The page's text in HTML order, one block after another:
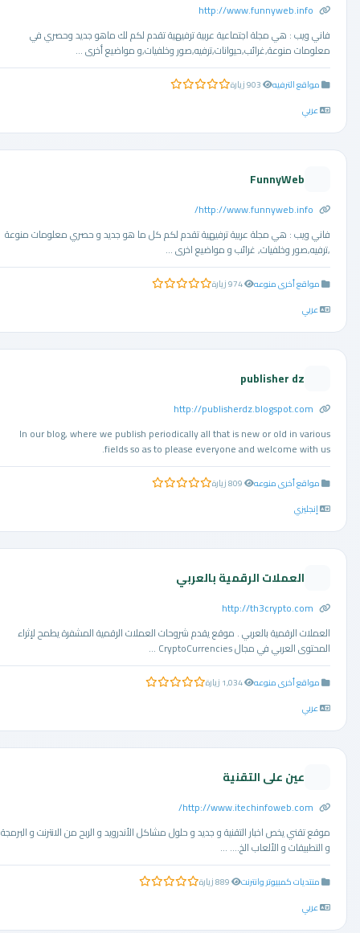
http://www.funnyweb.info
فاني ويب : هي مجلة اجتماعية عربية ترفيهية تقدم لكم لك ماهو جديد وحصري في
معلومات منوعة,غرائب,حيوانات,ترفيه,صور وخلفيات,و مواضيع أخرى ...
مواقع الترفيه 903 زيارة 0.0 من 5 نجوم
عربي
FunnyWeb
http://www.funnyweb.info/
فاني ويب : هي مجلة عربية ترفيهية تقدم لكم كل ما هو جديد و حصري معلومات منوعة
,ترفيه,صور وخلفيات, غرائب و مواضيع اخرى ...
مواقع أخرى منوعه 974 زيارة 0.0 من 5 نجوم
عربي
publisher dz
http://publisherdz.blogspot.com
In our blog, where we publish periodically all that is new or old in various
fields so as to please everyone and welcome with us.
مواقع أخرى منوعه 809 زيارة 0.0 من 5 نجوم
إنجليزي
العملات الرقمية بالعربي
http://th3crypto.com
العملات الرقمية بالعربي . موقع يقدم شروحات العملات الرقمية المشفرة يطمح لإثراء
المحتوى العربي في مجال CryptoCurrencies ...
مواقع أخرى منوعه 1,034 زيارة 0.0 من 5 نجوم
عربي
عين على التقنية
http://www.itechinfoweb.com/
موقع تقني يخص اخبار التقنية و جديد و حلول مشاكل الأندرويد و الربح من الانترنت و البرمجة
و التطبيقات و الألعاب الخ.... ...
منتديات كمبيوتر وانترنت 889 زيارة 0.0 من 5 نجوم
عربي